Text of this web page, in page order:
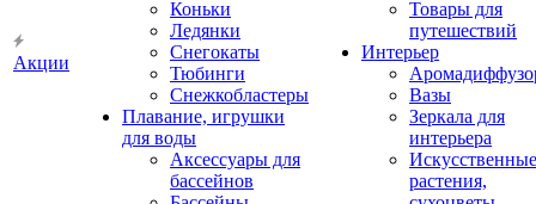
Акции
Коньки
Ледянки
Снегокаты
Тюбинги
Снежкобластеры
Плавание, игрушки
для воды
Аксессуары для
бассейнов
Товары для
путешествий
Интерьер
Вазы
Зеркала для
интерьера
Искусственные
растения,